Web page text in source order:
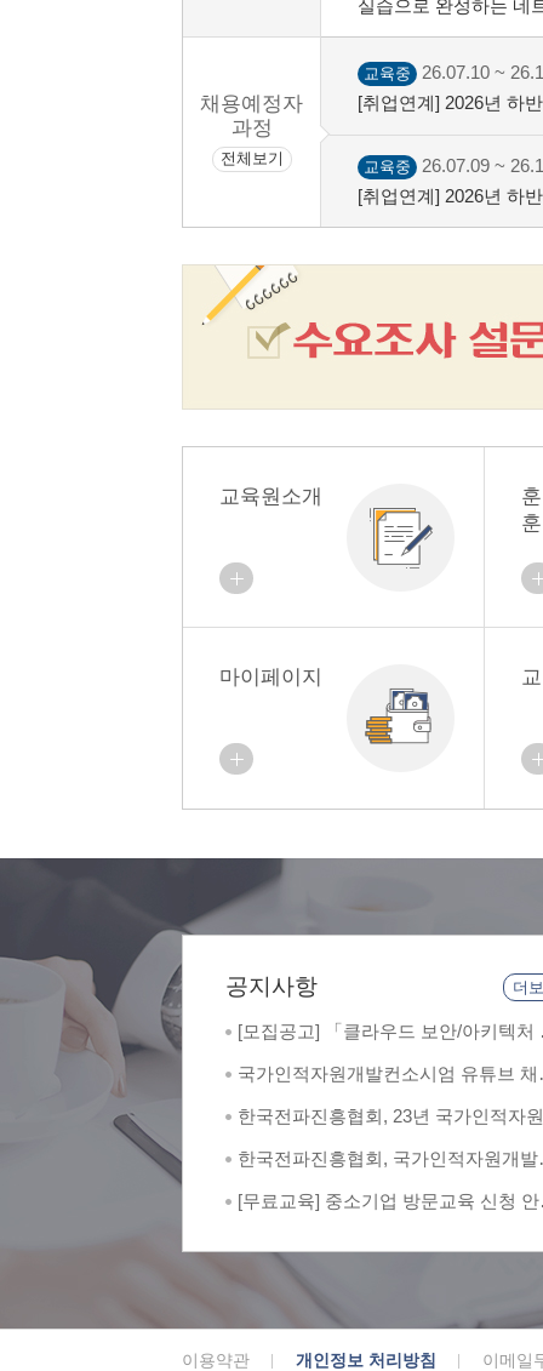
채용예정자
과정
전체보기
실습으로 완성하는 네
교육중
26.07.10 ~
[취업연계] 2026년 하
교육중
26.07.09 ~
[취업연계] 2026년 하
교육원소개
마이페이지
공지사항 더
[모집공고] 「클라우드 보안/아키텍처
국가인적자원개발컨소시엄 유튜브 채
한국전파진흥협회, 23년 국가인적자
례 2관왕
한국전파진흥협회, 국가인적자원개발
[무료교육] 중소기업 방문교육 신청 안
이용약관 개인정보 처리방침 이메일